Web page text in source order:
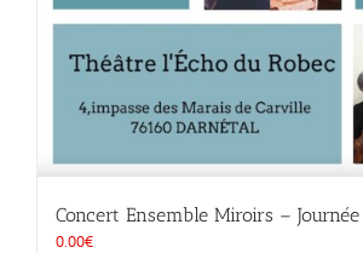
Concert Ensemble Miroirs –
0.00€